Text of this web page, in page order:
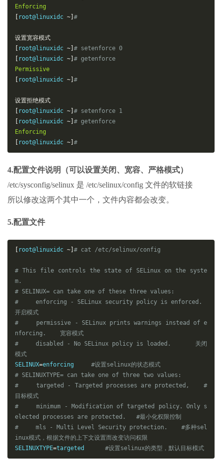
Enforcing
[ root@linuxidc ~] #
设置宽容模式
[ root@linuxidc ~] # setenforce 0
[ root@linuxidc ~] # getenforce
Permissive
[ root@linuxidc ~] #
设置拒绝模式
[ root@linuxidc ~] # setenforce 1
[ root@linuxidc ~] # getenforce
Enforcing
[ root@linuxidc ~] #
4.配置文件说明（可以设置关闭、宽容、严格模式）
/etc/sysconfig/selinux 是 /etc/selinux/config 文件的软链接
所以修改这两个其中一个，文件内容都会改变。
5.配置文件
[ root@linuxidc ~] # cat /etc/selinux/config
# This file controls the state of SELinux on the syste
m.
# SELINUX= can take one of these three values:
#
     enforcing - SELinux security policy is enforced.
开启模式
#
     permissive - SELinux prints warnings instead of e
nforcing.    宽容模式
#
     disabled - No SELinux policy is loaded.       关闭
模式
SELINUX=enforcing #设置selinux的状态模式
# SELINUXTYPE= can take one of three two values:
#
     targeted - Targeted processes are protected,
#
目标模式
#
     minimum - Modification of targeted policy. Only s
elected processes are protected. #最小化权限控制
#
     mls - Multi Level Security protection.
#多种sel
inux模式，根据文件的上下文设置而改变访问权限
SELINUXTYPE=targeted #设置selinux的类型，默认目标模式